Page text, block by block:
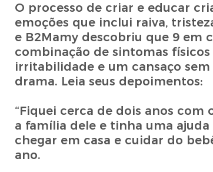
O processo de criar e educar
emoções que inclui raiva,
e B2Mamy descobriu que 9 em
combinação de sintomas
irritabilidade e um cansaço
drama. Leia seus depoimentos:
“Fiquei cerca de dois anos com
a família dele e tinha uma
chegar em casa e cuidar do
ano.